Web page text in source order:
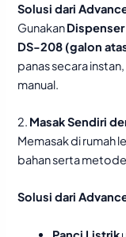
Solusi dari
Gunakan
DS-208 (galon
panas secara
manual.
2. Masak Sendiri
Memasak di rumah
bahan serta
Solusi dari